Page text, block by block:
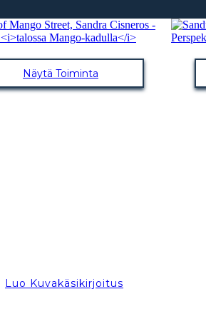
Näytä Toiminta
Luo Kuvakäsikirjoitus